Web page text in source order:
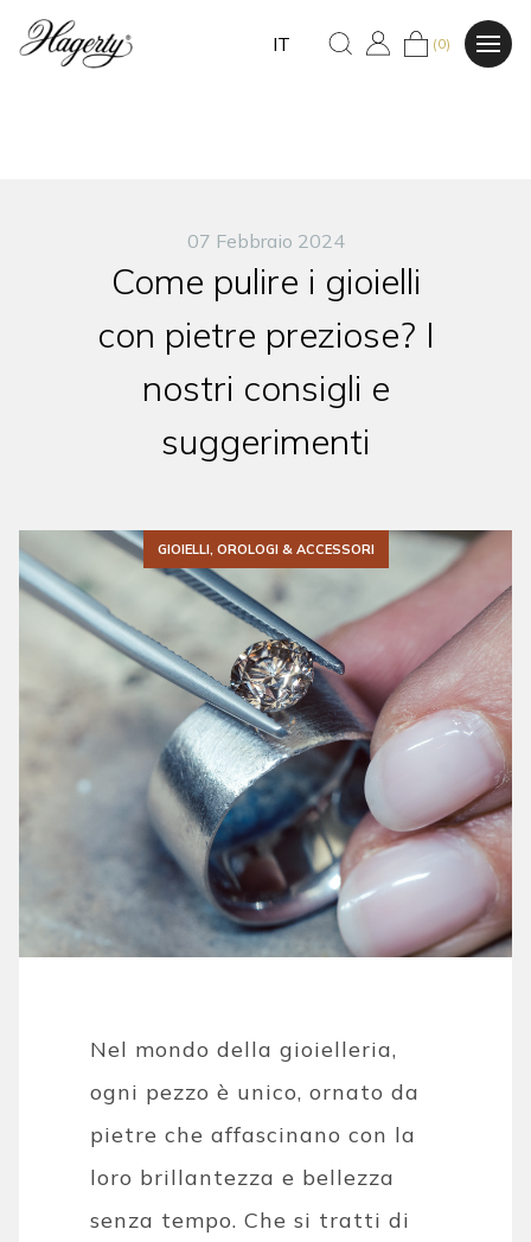
IT (0)
07 Febbraio 2024
Come pulire i gioielli
con pietre preziose? I
nostri consigli e
suggerimenti
GIOIELLI, OROLOGI & ACCESSORI
Nel mondo della gioielleria,
ogni pezzo è unico, ornato da
pietre che affascinano con la
loro brillantezza e bellezza
senza tempo. Che si tratti di